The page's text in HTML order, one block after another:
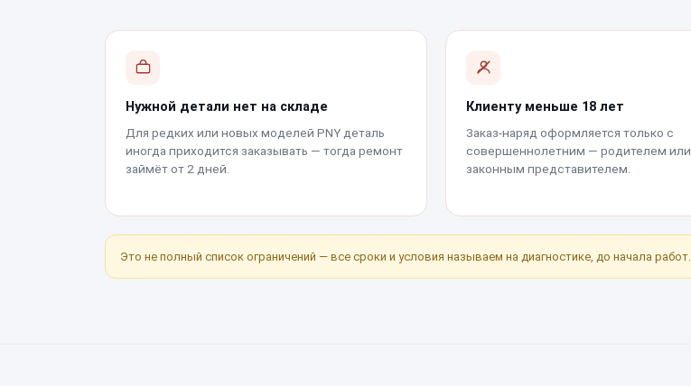
Нужной детали нет на складе
Для редких или новых моделей PNY деталь
иногда приходится заказывать — тогда ремонт
займёт от 2 дней.
Клиенту меньше 18 лет
Заказ-наряд оформляется только с
совершеннолетним — родителем или
законным представителем.
Это не полный список ограничений — все сроки и условия называем на диагностике, до начала работ.